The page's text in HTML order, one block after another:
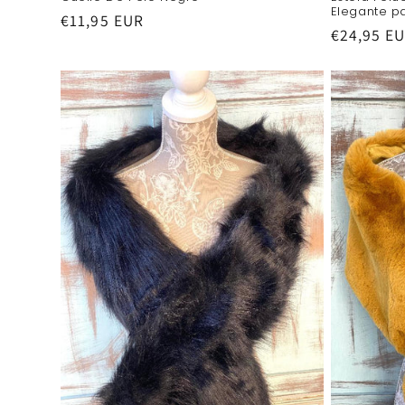
Precio
€11,95 EUR
Elegante
Precio
€24,95